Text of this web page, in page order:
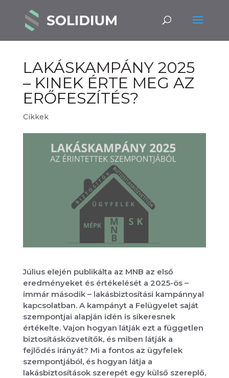
LAKÁSKAMPÁNY 2025
– KINEK ÉRTE MEG AZ
ERŐFESZÍTÉS?
Cikkek
Július elején publikálta az MNB az első
eredményeket és értékelését a 2025-ös –
immár második – lakásbiztosítási kampánnyal
kapcsolatban. A kampányt a Felügyelet saját
szempontjai alapján idén is sikeresnek
értékelte. Vajon hogyan látják ezt a független
biztosításközvetítők, és miben látják a
fejlődés irányát? Mi a fontos az ügyfelek
szempontjából, és hogyan látja a
lakásbiztosítások szerepét egy külső szereplő,